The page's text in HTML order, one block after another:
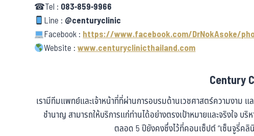
☎Tel : 083-859-9966
Line : @centuryclinic
Facebook :https://www.facebook.com/DrNokAsoke/
Website :www.centuryclinicthailand.com
Century
เรามีทีมแพทย์และเจ้าหน้าที่ที่ผ่านการอบรมด้านเวชศาสตร์ความงาม
ชำนาญ สามารถให้บริการแก่ท่านได้อย่างตรงเป้าหมายและจริงใจ
ตลอด 5 ปียังคงซึ่งไว้ที่คอนเซ็ปต์ “เซ็นจูรี่ค